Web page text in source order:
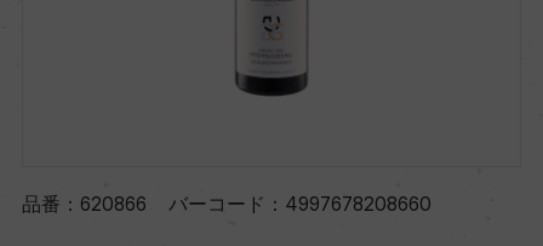
品番： 620866 バーコード： 4997678208660